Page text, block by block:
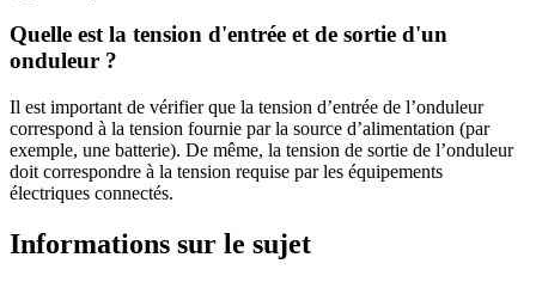
Quelle est la tension d'entrée et de sortie d'un
onduleur ?
Il est important de vérifier que la tension d’entrée de l’onduleur
correspond à la tension fournie par la source d’alimentation (par
exemple, une batterie). De même, la tension de sortie de l’onduleur
doit correspondre à la tension requise par les équipements
électriques connectés.
Informations sur le sujet